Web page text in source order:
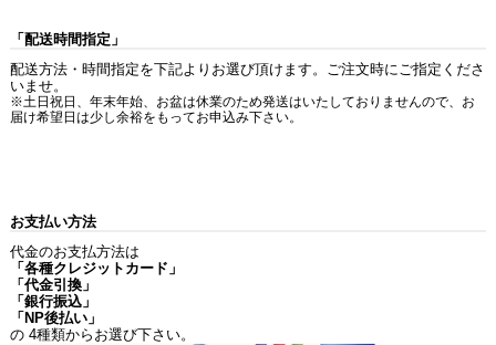
「配送時間指定」
配送方法・時間指定を下記よりお選び頂けます。ご注文時にご指定くださ
いませ。
※土日祝日、年末年始、お盆は休業のため発送はいたしておりませんので、お
届け希望日は少し余裕をもってお申込み下さい。
お支払い方法
代金のお支払方法は
「各種クレジットカード」
「代金引換」
「銀行振込」
「NP後払い」
の 4種類からお選び下さい。